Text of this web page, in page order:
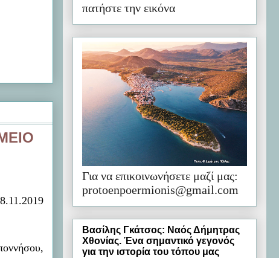
πατήστε την εικόνα
Για να επικοινωνήσετε μαζί μας:
protoenpoermionis@gmail.com
Βασίλης Γκάτσος: Ναός Δήμητρας
Χθονίας. Ένα σημαντικό γεγονός
για την ιστορία του τόπου μας